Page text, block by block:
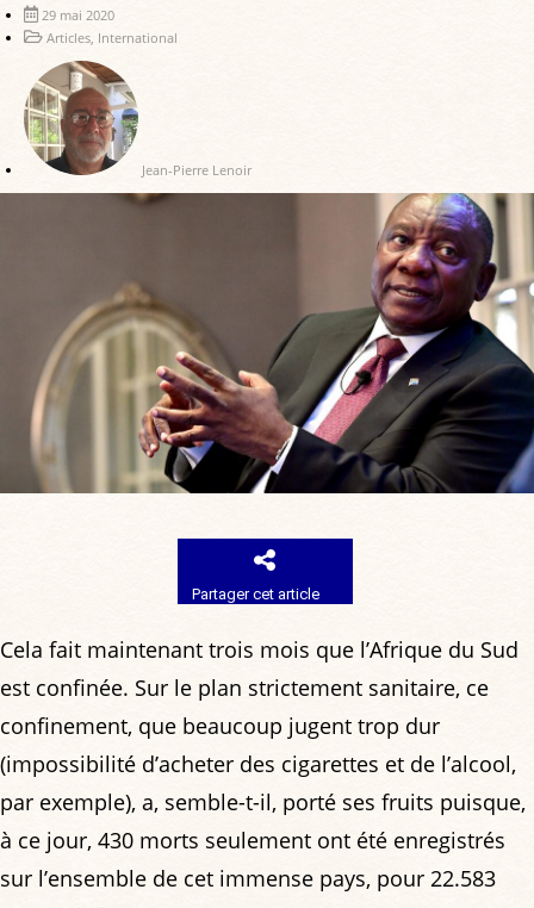
29 mai 2020
Articles, International
Jean-Pierre Lenoir
Partager cet article
Cela fait maintenant trois mois que l’Afrique du Sud
est confinée. Sur le plan strictement sanitaire, ce
confinement, que beaucoup jugent trop dur
(impossibilité d’acheter des cigarettes et de l’alcool,
par exemple), a, semble-t-il, porté ses fruits puisque,
à ce jour, 430 morts seulement ont été enregistrés
sur l’ensemble de cet immense pays, pour 22.583